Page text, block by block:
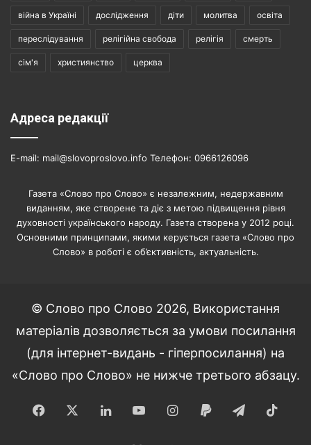
війна в Україні дослідження діти молитва освіта
переслідування релігійна свобода релігія смерть
сім'я християнство церква
Адреса редакції
E-mail: mail@slovoproslovo.info Телефон: 0966126096
Газета «Слово про Слово» є незалежним, недержавним
виданням, яке створене та діє з метою підвищення рівня
духовності українського народу. Газета створена у 2012 році.
Основними принципами, якими керується газета «Слово про
Слово» в роботі є об’єктивність, актуальність.
© Слово про Слово 2026, Використання
матеріалів дозволяється за умови посилання
(для інтернет-видань - гіперпосилання) на
«Слово про Слово» не нижче третього абзацу.
Facebook LinkedInYouTubeInstagram
Paypal Telegram